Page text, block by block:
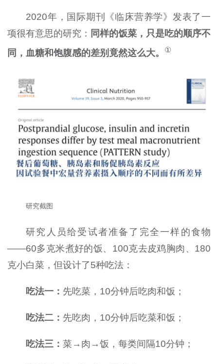
2020年，国际期刊《临床营养学》发表了一
项很有意思的研究： 同样的饭菜，只是吃的顺序不
同，血糖和饱腹感的差别竟然这么大。
①
研究截图
研究人员给受试者准备了完全一样的食物
——60多克米煮好的饭、100克去皮鸡胸肉、180
克小白菜，但设计了5种吃法：
吃法一： 先吃菜，10分钟后吃肉和饭；
吃法二： 先吃肉，10分钟后吃菜和饭；
吃法三： 菜→肉→饭，每类间隔10分钟；